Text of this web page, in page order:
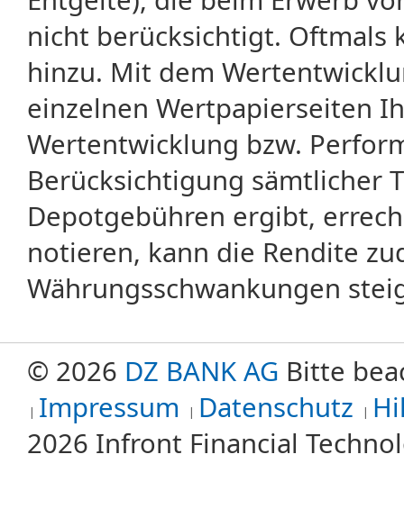
nicht berücksichtigt. Oftmals
hinzu. Mit dem
einzelnen Wertpapierseiten
Wertentwicklung bzw.
Berücksichtigung sämtlicher
Depotgebühren ergibt,
notieren, kann die Rendite
Währungsschwankungen
© 2026 DZ BANK AG Bitte
Impressum
Datenschutz
2026 Infront Financial